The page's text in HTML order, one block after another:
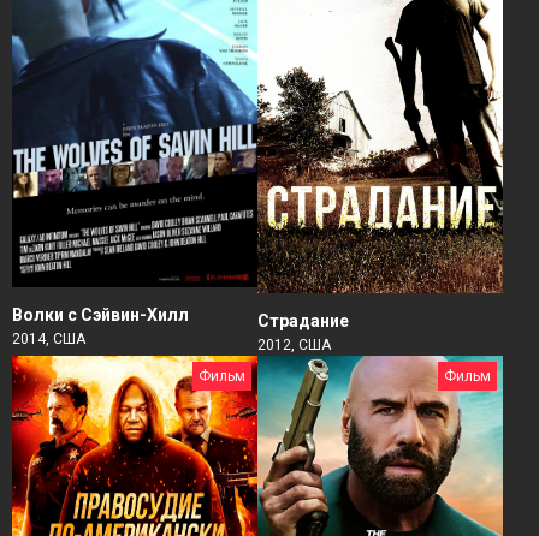
Волки с Сэйвин-Хилл
2014, США
Страдание
2012, США
Фильм
Фильм